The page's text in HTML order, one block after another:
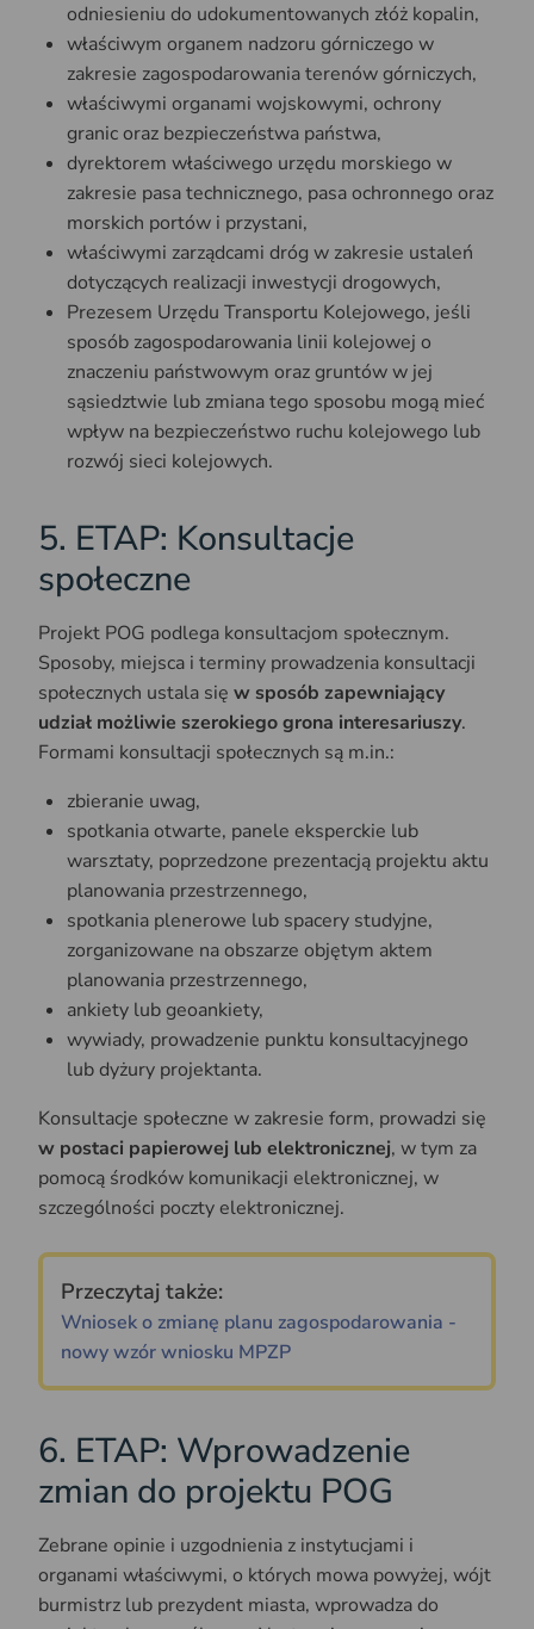
odniesieniu do udokumentowanych złóż kopalin,
właściwym organem nadzoru górniczego w
zakresie zagospodarowania terenów górniczych,
właściwymi organami wojskowymi, ochrony
granic oraz bezpieczeństwa państwa,
dyrektorem właściwego urzędu morskiego w
zakresie pasa technicznego, pasa ochronnego oraz
morskich portów i przystani,
właściwymi zarządcami dróg w zakresie ustaleń
dotyczących realizacji inwestycji drogowych,
Prezesem Urzędu Transportu Kolejowego, jeśli
sposób zagospodarowania linii kolejowej o
znaczeniu państwowym oraz gruntów w jej
sąsiedztwie lub zmiana tego sposobu mogą mieć
wpływ na bezpieczeństwo ruchu kolejowego lub
rozwój sieci kolejowych.
5. ETAP: Konsultacje
społeczne
Projekt POG podlega konsultacjom społecznym.
Sposoby, miejsca i terminy prowadzenia konsultacji
społecznych ustala się w sposób zapewniający
udział możliwie szerokiego grona interesariuszy.
Formami konsultacji społecznych są m.in.:
zbieranie uwag,
spotkania otwarte, panele eksperckie lub
warsztaty, poprzedzone prezentacją projektu aktu
planowania przestrzennego,
spotkania plenerowe lub spacery studyjne,
zorganizowane na obszarze objętym aktem
planowania przestrzennego,
ankiety lub geoankiety,
wywiady, prowadzenie punktu konsultacyjnego
lub dyżury projektanta.
Konsultacje społeczne w zakresie form, prowadzi się
w postaci papierowej lub elektronicznej, w tym za
pomocą środków komunikacji elektronicznej, w
szczególności poczty elektronicznej.
Przeczytaj także:
Wniosek o zmianę planu zagospodarowania -
nowy wzór wniosku MPZP
6. ETAP: Wprowadzenie
zmian do projektu POG
Zebrane opinie i uzgodnienia z instytucjami i
organami właściwymi, o których mowa powyżej, wójt
burmistrz lub prezydent miasta, wprowadza do